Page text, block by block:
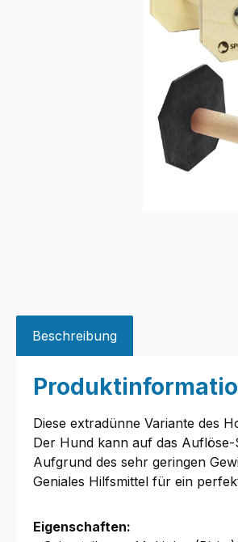
Beschreibung
Diese extradünne Variante des
Der Hund kann auf das
Aufgrund des sehr geringen
Geniales Hilfsmittel für ein
Eigenschaften: